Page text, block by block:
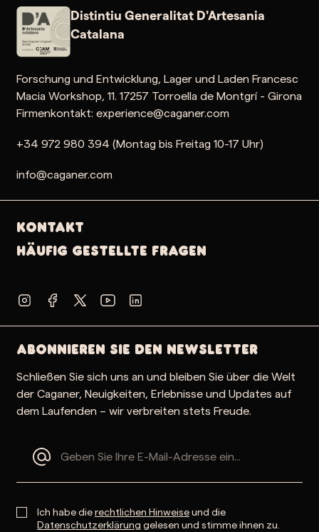
Distintiu Generalitat D'Artesania
Catalana
Forschung und Entwicklung, Lager und Laden Francesc
Macia Workshop, 11. 17257 Torroella de Montgrí - Girona
Firmenkontakt: experience@caganer.com
+34 972 980 394 (Montag bis Freitag 10-17 Uhr)
info@caganer.com
Kontakt
Häufig gestellte Fragen
Abonnieren Sie den Newsletter
Schließen Sie sich uns an und bleiben Sie über die Welt
der Caganer, Neuigkeiten, Erlebnisse und Updates auf
dem Laufenden – wir verbreiten stets Freude.
Ich habe dierechtlichen Hinweiseund die
Datenschutzerklärung gelesen und stimme ihnen zu.